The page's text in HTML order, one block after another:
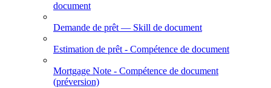
document
Demande de prêt — Skill de document
Estimation de prêt - Compétence de document
Mortgage Note - Compétence de document
(préversion)